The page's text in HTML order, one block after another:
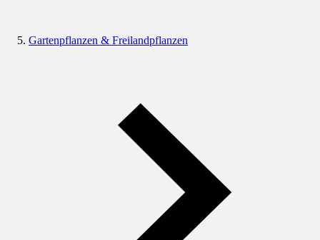
Gartenpflanzen & Freilandpflanzen